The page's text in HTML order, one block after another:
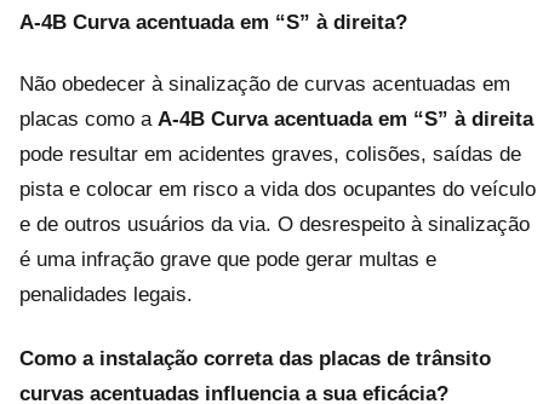
A-4B Curva acentuada em “S” à direita?
Não obedecer à sinalização de curvas acentuadas em
placas como a A-4B Curva acentuada em “S” à direita
pode resultar em acidentes graves, colisões, saídas de
pista e colocar em risco a vida dos ocupantes do veículo
e de outros usuários da via. O desrespeito à sinalização
é uma infração grave que pode gerar multas e
penalidades legais.
Como a instalação correta das placas de trânsito
curvas acentuadas influencia a sua eficácia?